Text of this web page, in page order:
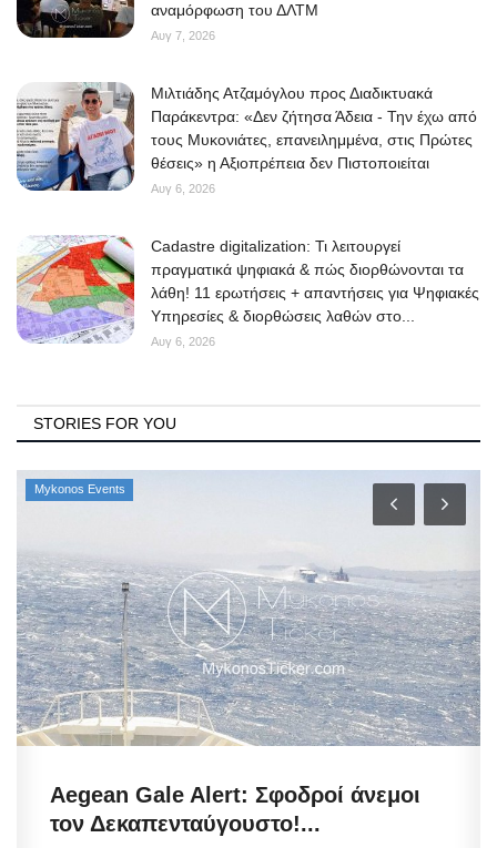
αναμόρφωση του ΔΛΤΜ
Αυγ 7, 2026
Μιλτιάδης Ατζαμόγλου προς Διαδικτυακά
Παράκεντρα: «Δεν ζήτησα Άδεια - Την έχω από
τους Μυκονιάτες, επανειλημμένα, στις Πρώτες
θέσεις» η Αξιοπρέπεια δεν Πιστοποιείται
Αυγ 6, 2026
Cadastre digitalization: Τι λειτουργεί
πραγματικά ψηφιακά & πώς διορθώνονται τα
λάθη! 11 ερωτήσεις + απαντήσεις για Ψηφιακές
Υπηρεσίες & διορθώσεις λαθών στο...
Αυγ 6, 2026
STORIES FOR YOU
Mykonos Events
Aegean Gale Alert: Σφοδροί άνεμοι
τον Δεκαπενταύγουστο!...